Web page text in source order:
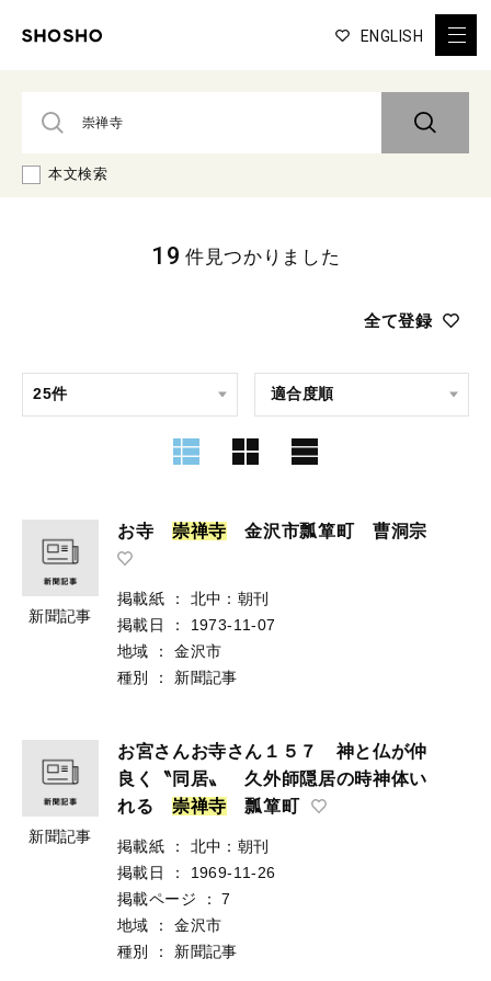
ENGLISH
本文検索
全て登録
19 件見つかりました
新聞記事
お寺 崇禅寺 金沢市瓢箪町 曹洞宗
掲載紙 ：
北中：朝刊
掲載日
：
1973-11-07
地域
：
金沢市
種別
： 新聞記事
新聞記事
お宮さんお寺さん１５７ 神と仏が仲
良く〝同居〟 久外師隠居の時神体い
れる 崇禅寺 瓢箪町
掲載紙 ：
北中：朝刊
掲載日
：
1969-11-26
掲載ページ
：
7
地域
：
金沢市
種別
： 新聞記事